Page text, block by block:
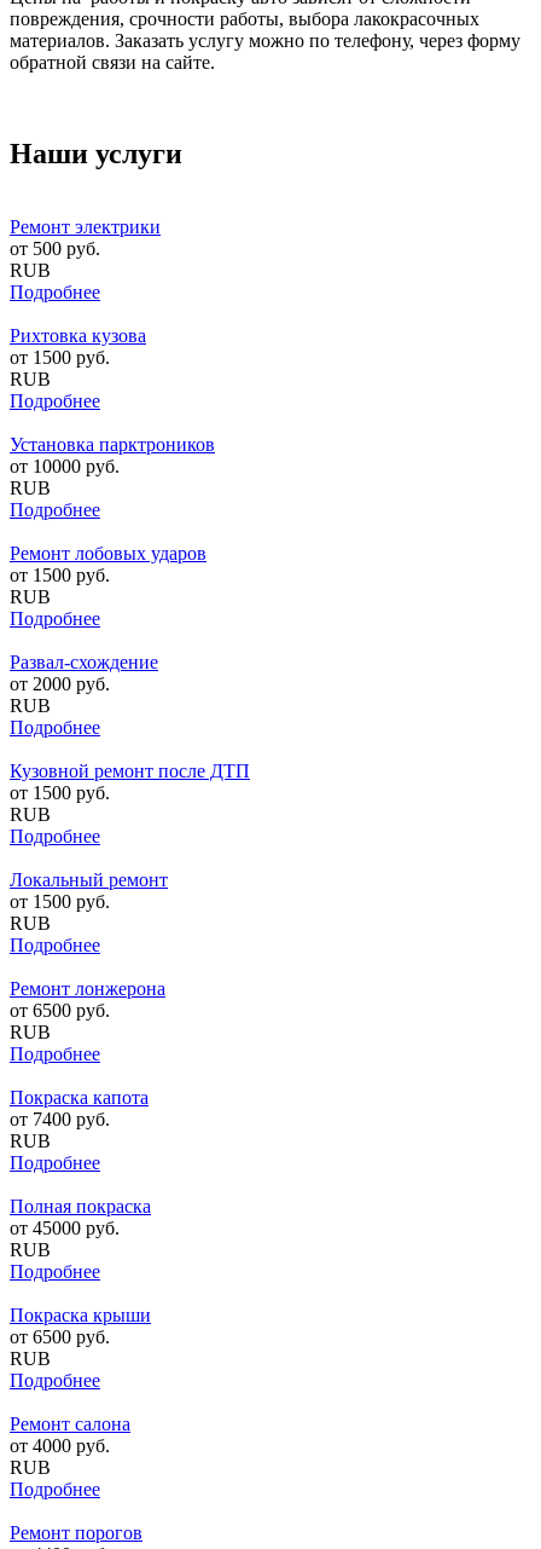
повреждения, срочности работы, выбора лакокрасочных
материалов. Заказать услугу можно по телефону, через форму
обратной связи на сайте.
Наши услуги
Ремонт электрики
от 500 руб.
RUB
Подробнее
Рихтовка кузова
от 1500 руб.
RUB
Подробнее
Установка парктроников
от 10000 руб.
RUB
Подробнее
Ремонт лобовых ударов
от 1500 руб.
RUB
Подробнее
Развал-схождение
от 2000 руб.
RUB
Подробнее
Кузовной ремонт после ДТП
от 1500 руб.
RUB
Подробнее
Локальный ремонт
от 1500 руб.
RUB
Подробнее
Ремонт лонжерона
от 6500 руб.
RUB
Подробнее
Покраска капота
от 7400 руб.
RUB
Подробнее
Полная покраска
от 45000 руб.
RUB
Подробнее
Покраска крыши
от 6500 руб.
RUB
Подробнее
Ремонт салона
от 4000 руб.
RUB
Подробнее
Ремонт порогов